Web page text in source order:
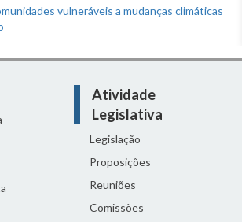
vulneráveis a mudanças climáticas
Atividade
Legislativa
Legislação
Proposições
Reuniões
Comissões